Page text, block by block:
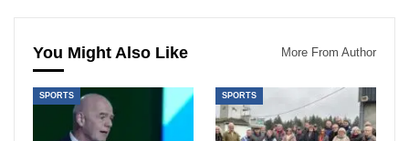
You Might Also Like More From Author
SPORTS SPORTS